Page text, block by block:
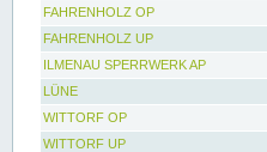
FAHRENHOLZ OP
FAHRENHOLZ UP
ILMENAU SPERRWERK AP
LÜNE
WITTORF OP
WITTORF UP